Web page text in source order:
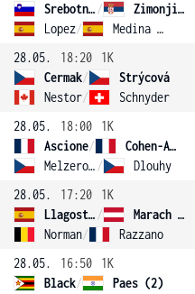
Srebotnik /
Zimonjic (6)
Lopez/ Medina Garrigues
28.05.
18:20
1K
Cermak/
Strýcová
Nestor/ Schnyder
28.05.
18:00
1K
Ascione/
Cohen-Aloro
Melzerová / Dlouhy
28.05.
17:20
1K
Llagostera Vives /
Marach (3)
Norman/ Razzano
28.05.
16:50
1K
Black/
Paes (2)